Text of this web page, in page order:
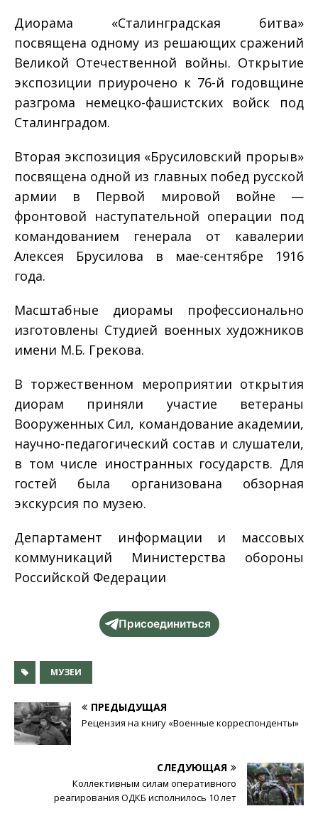
Диорама «Сталинградская битва»
посвящена одному из решающих сражений
Великой Отечественной войны. Открытие
экспозиции приурочено к 76-й годовщине
разгрома немецко-фашистских войск под
Сталинградом.
Вторая экспозиция «Брусиловский прорыв»
посвящена одной из главных побед русской
армии в Первой мировой войне —
фронтовой наступательной операции под
командованием генерала от кавалерии
Алексея Брусилова в мае-сентябре 1916
года.
Масштабные диорамы профессионально
изготовлены Студией военных художников
имени М.Б. Грекова.
В торжественном мероприятии открытия
диорам приняли участие ветераны
Вооруженных Сил, командование академии,
научно-педагогический состав и слушатели,
в том числе иностранных государств. Для
гостей была организована обзорная
экскурсия по музею.
Департамент информации и массовых
коммуникаций Министерства обороны
Российской Федерации
Присоединиться
МУЗЕИ
ПРЕДЫДУЩАЯ
Рецензия на книгу «Военные корреспонденты»
СЛЕДУЮЩАЯ
Коллективным силам оперативного
реагирования ОДКБ исполнилось 10 лет